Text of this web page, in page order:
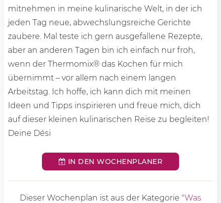
mitnehmen in meine kulinarische Welt, in der ich
jeden Tag neue, abwechslungsreiche Gerichte
zaubere. Mal teste ich gern ausgefallene Rezepte,
aber an anderen Tagen bin ich einfach nur froh,
wenn der Thermomix® das Kochen für mich
übernimmt – vor allem nach einem langen
Arbeitstag. Ich hoffe, ich kann dich mit meinen
Ideen und Tipps inspirieren und freue mich, dich
auf dieser kleinen kulinarischen Reise zu begleiten!
Deine Dési
IN DEN WOCHENPLANER
Dieser Wochenplan ist aus der Kategorie "Was